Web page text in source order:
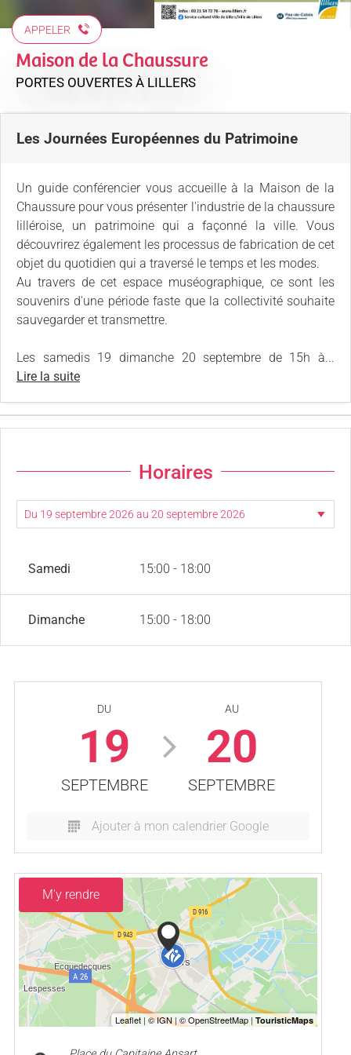
APPELER
Maison de la Chaussure
PORTES OUVERTES À LILLERS
Les Journées Européennes du Patrimoine
Un guide conférencier vous accueille à la Maison de la
Chaussure pour vous présenter l'industrie de la chaussure
lilléroise, un patrimoine qui a façonné la ville. Vous
découvrirez également les processus de fabrication de cet
objet du quotidien qui a traversé le temps et les modes.
Au travers de cet espace muséographique, ce sont les
souvenirs d'une période faste que la collectivité souhaite
sauvegarder et transmettre.
Les samedis 19 dimanche 20 septembre de 15h à...
Lire la suite
Horaires
Samedi 15:00 - 18:00
Dimanche 15:00 - 18:00
DU
19
SEPTEMBRE
AU
20
SEPTEMBRE
Ajouter à mon calendrier Google
M'y rendre